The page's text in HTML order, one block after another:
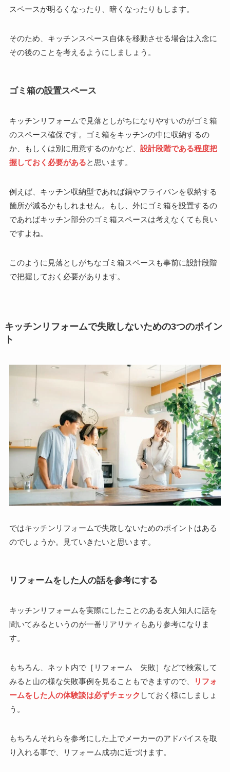
スペースが明るくなったり、暗くなったりもします。
そのため、キッチンスペース自体を移動させる場合は入念に
その後のことを考えるようにしましょう。
ゴミ箱の設置スペース
キッチンリフォームで見落としがちになりやすいのがゴミ箱
のスペース確保です。ゴミ箱をキッチンの中に収納するの
か、もしくは別に用意するのかなど、 設計段階である程度把
握しておく必要があると思います。
例えば、キッチン収納型であれば鍋やフライパンを収納する
箇所が減るかもしれません。もし、外にゴミ箱を設置するの
であればキッチン部分のゴミ箱スペースは考えなくても良い
ですよね。
このように見落としがちなゴミ箱スペースも事前に設計段階
で把握しておく必要があります。
キッチンリフォームで失敗しないための3つのポイン
ト
ではキッチンリフォームで失敗しないためのポイントはある
のでしょうか。見ていきたいと思います。
リフォームをした人の話を参考にする
キッチンリフォームを実際にしたことのある友人知人に話を
聞いてみるというのが一番リアリティもあり参考になりま
す。
もちろん、ネット内で［リフォーム 失敗］などで検索して
みると山の様な失敗事例を見ることもできますので、
リフォ
ームをした人の体験談は必ずチェック しておく様にしましょ
う。
もちろんそれらを参考にした上でメーカーのアドバイスを取
り入れる事で、リフォーム成功に近づけます。